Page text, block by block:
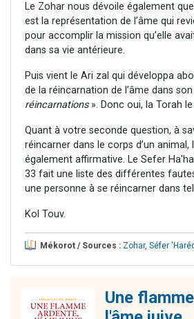
Le Zohar nous dévoile également
est la représentation de l’âme qui
pour accomplir la mission qu’elle
dans sa vie antérieure.
Puis vient le Ari zal qui développa
de la réincarnation de l’âme dans son
réincarnations ». Donc oui, la Torah
Quant à votre seconde question, à
réincarner dans le corps d’un animal,
également affirmative. Le Sefer
33 fait une liste des différentes
une personne à se réincarner dans
Kol Touv.
Mékorot / Sources : Zohar, Séfer
Une